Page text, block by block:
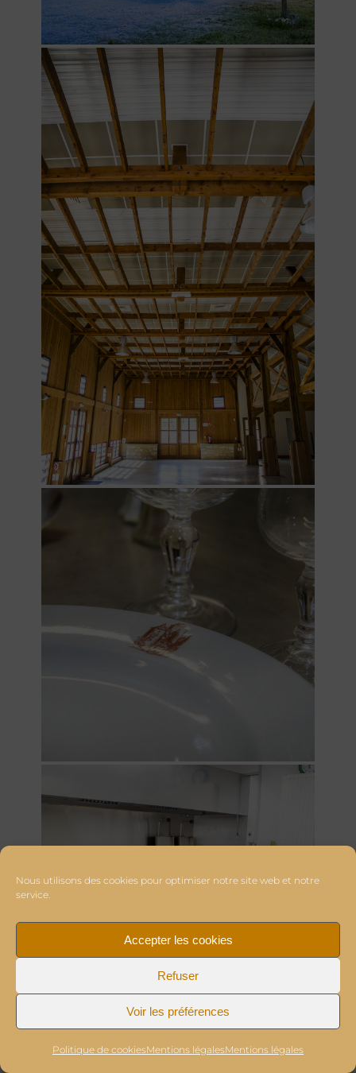
Nous utilisons des cookies pour optimiser notre site web et notre
service.
Accepter les cookies
Refuser
Voir les préférences
Politique de cookiesMentions légalesMentions légales